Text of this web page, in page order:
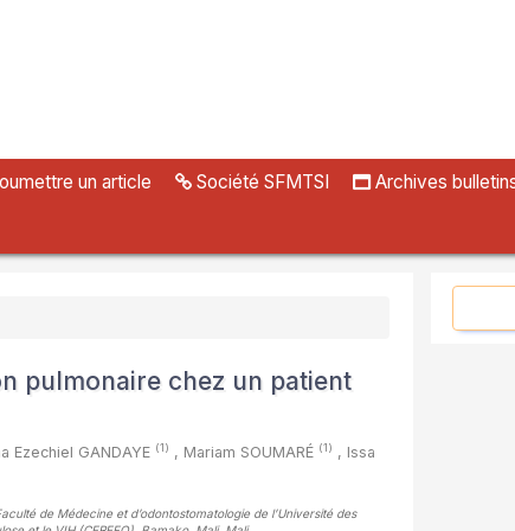
un article Société SFMTSI Archives
pulmonaire chez un patient
Ezechiel GANDAYE (1) , Mariam SOUMARÉ (1) , Issa
de Médecine et d’odontostomatologie de l’Université des